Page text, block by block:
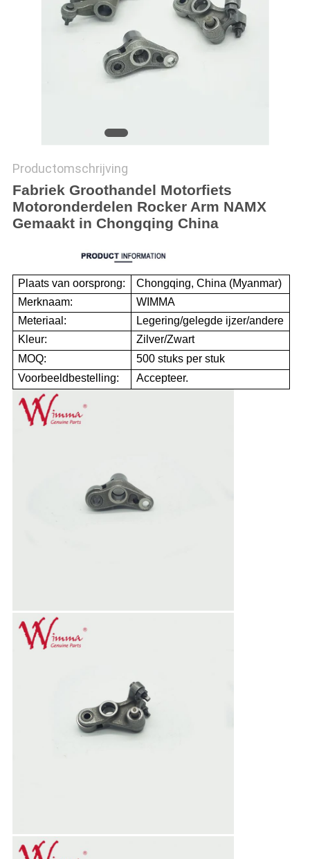
Productomschrijving
Fabriek Groothandel Motorfiets
Motoronderdelen Rocker Arm NAMX
Gemaakt in Chongqing China
Plaats van oorsprong:
Chongqing, China (Myanmar)
Merknaam:
WIMMA
Meteriaal:
Legering/gelegde ijzer/andere
Kleur:
Zilver/Zwart
MOQ:
500 stuks per stuk
Voorbeeldbestelling:
Accepteer.